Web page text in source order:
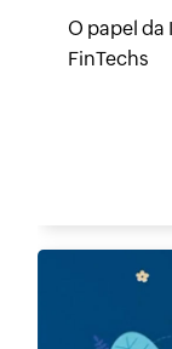
O papel da
FinTechs